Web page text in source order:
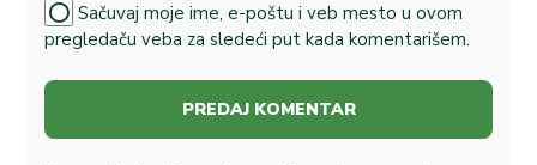
Sačuvaj moje ime, e-poštu i veb mesto u ovom
pregledaču veba za sledeći put kada komentarišem.